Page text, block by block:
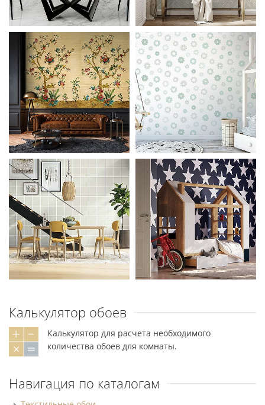
Калькулятор обоев
Калькулятор для расчета необходимого
количества обоев для комнаты.
Навигация по каталогам